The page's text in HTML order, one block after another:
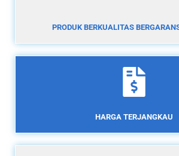
PRODUK BERKUALITAS
HARGA TERJANGKAU